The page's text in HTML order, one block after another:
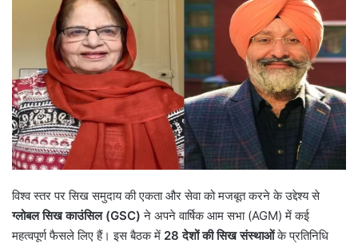
विश्व स्तर पर सिख समुदाय की एकता और सेवा को मजबूत करने के उद्देश्य से
ग्लोबल सिख काउंसिल (GSC) ने अपने वार्षिक आम सभा (AGM) में कई
महत्वपूर्ण फैसले लिए हैं। इस बैठक में 28देशों की सिख संस्थाओंके प्रतिनिधि